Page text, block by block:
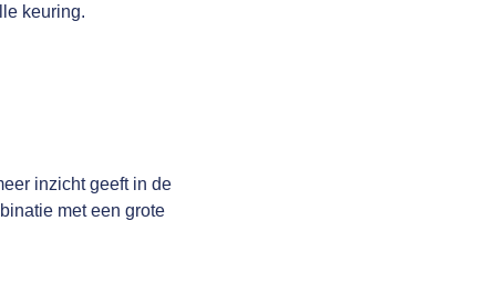
keuring.
inzicht geeft in de
met een grote